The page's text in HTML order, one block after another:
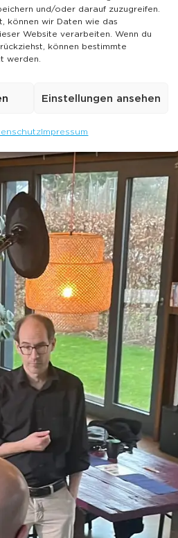
und/oder darauf zuzugreifen.
können wir Daten wie das
Website verarbeiten. Wenn du
können bestimmte
werden.
Einstellungen ansehen
Impressum